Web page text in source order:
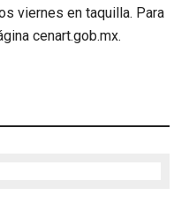
viernes en taquilla. Para
cenart.gob.mx.